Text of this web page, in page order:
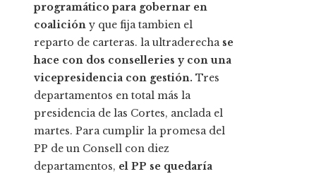
programático para gobernar en
coalición y que fija tambien el
reparto de carteras. la ultraderecha se
hace con dos conselleries y con una
vicepresidencia con gestión. Tres
departamentos en total más la
presidencia de las Cortes, anclada el
martes. Para cumplir la promesa del
PP de un Consell con diez
departamentos, el PP se quedaría